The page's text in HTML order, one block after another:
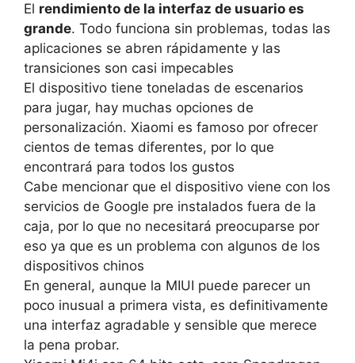
El rendimiento de la interfaz de usuario es
grande. Todo funciona sin problemas, todas las
aplicaciones se abren rápidamente y las
transiciones son casi impecables
El dispositivo tiene toneladas de escenarios
para jugar, hay muchas opciones de
personalización. Xiaomi es famoso por ofrecer
cientos de temas diferentes, por lo que
encontrará para todos los gustos
Cabe mencionar que el dispositivo viene con los
servicios de Google pre instalados fuera de la
caja, por lo que no necesitará preocuparse por
eso ya que es un problema con algunos de los
dispositivos chinos
En general, aunque la MIUI puede parecer un
poco inusual a primera vista, es definitivamente
una interfaz agradable y sensible que merece
la pena probar.